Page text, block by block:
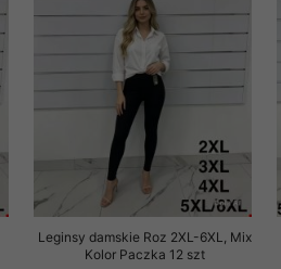
Leginsy damskie Roz 2XL-6XL, Mix
Kolor Paczka 12 szt